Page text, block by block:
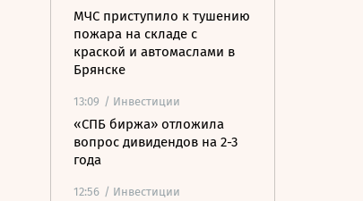
МЧС приступило к тушению
пожара на складе с
краской и автомаслами в
Брянске
13:09 / Инвестиции
«СПБ биржа» отложила
вопрос дивидендов на 2-3
года
12:56 / Инвестиции